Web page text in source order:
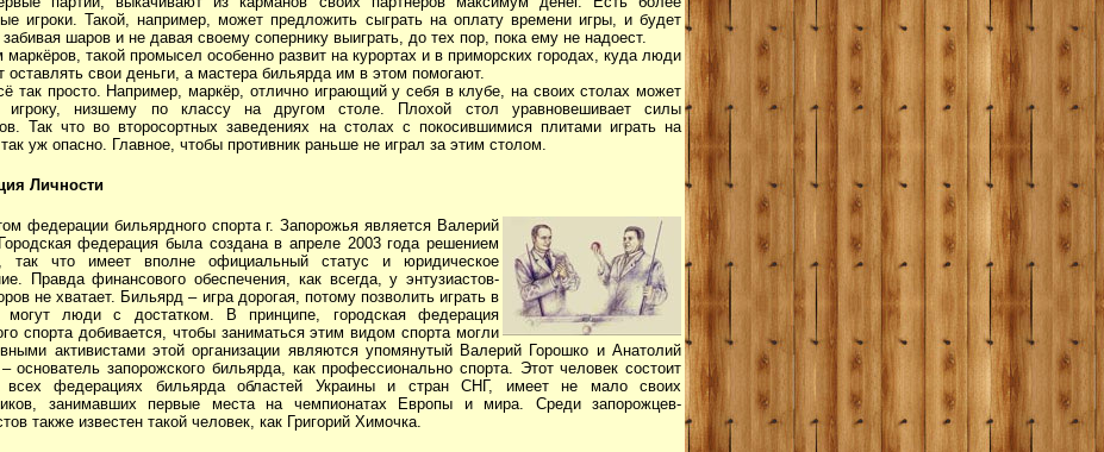
игроки. Такой, например, может предложить сыграть на оплату времени игры, и будет
забивая шаров и не давая своему сопернику выиграть, до тех пор, пока ему не надоест.
маркёров, такой промысел особенно развит на курортах и в приморских городах, куда люди
оставлять свои деньги, а мастера бильярда им в этом помогают.
так просто. Например, маркёр, отлично играющий у себя в клубе, на своих столах может
игроку, низшему по классу на другом столе. Плохой стол уравновешивает силы
Так что во второсортных заведениях на столах с покосившимися плитами играть на
уж опасно. Главное, чтобы противник раньше не играл за этим столом.
Личности
федерации бильярдного спорта г. Запорожья является Валерий
федерация была создана в апреле 2003 года решением
так что имеет вполне официальный статус и юридическое
Правда финансового обеспечения, как всегда, у энтузиастов-
не хватает. Бильярд – игра дорогая, потому позволить играть в
могут люди с достатком. В принципе, городская федерация
спорта добивается, чтобы заниматься этим видом спорта могли
активистами этой организации являются упомянутый Валерий Горошко и Анатолий
основатель запорожского бильярда, как профессионально спорта. Этот человек состоит
всех федерациях бильярда областей Украины и стран СНГ, имеет не мало своих
занимавших первые места на чемпионатах Европы и мира. Среди запорожцев-
также известен такой человек, как Григорий Химочка.